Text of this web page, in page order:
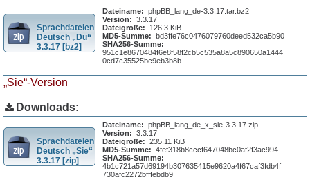
Sprachdateien
Deutsch „Du“
3.3.17 [bz2]
Dateiname: phpBB_lang_de-3.3.17.tar.bz2
Version: 3.3.17
Dateigröße:
126.3 KiB
MD5-Summe: bd3ffe76c0476079760deed532ca5b90
SHA256-Summe:
951c1e8670484f6e8f58f2cb5c535a8a5c890650a1444
0cd7c35525bc9eb3b8b
„Sie“-Version
Downloads:
Sprachdateien
Deutsch „Sie“
3.3.17 [zip]
Dateiname: phpBB_lang_de_x_sie-3.3.17.zip
Version: 3.3.17
Dateigröße: 235.11 KiB
MD5-Summe: 4fef318b8cccf647048bc0af2f3ac994
SHA256-Summe:
4b1c721a57d69194b307635415e9620a4f67caf3fdb4f
730afc2272bfffebdb9